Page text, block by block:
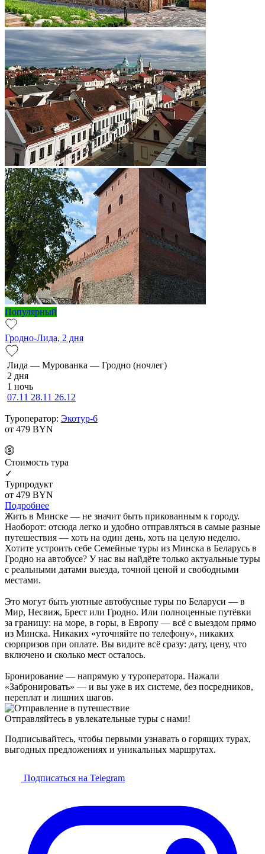
Популярный
Гродно-Лида, 2 дня
Ли­да — Мурованка — Грод­но (ночлег)
2 дня
1 ночь
07.11 28.11 26.12
Туроператор: Экотур-6
от 479 BYN
Cтоимость тура
✓
Турпродукт
от 479 BYN
Подробнее
Жить в Минске — не значит быть прикованным к городу.
Наоборот: отсюда легко и удобно отправляться в самые разные
путешествия — хоть на один день, хоть на целую неделю.
Хотите устроить себе Семейные туры из Минска в Беларусь в
Гродно на автобусе? У нас вы найдёте только актуальные туры
с реальными датами выезда, точной ценой и свободными
местами.
Это могут быть уютные автобусные туры по Беларуси — в
Мир, Несвиж, Брест или Гродно. Или полноценные путёвки
за границу: на море, в горы, в Европу — всё с выездом прямо
из Минска. Никаких «уточняйте по телефону», никаких
сюрпризов при оплате. Вы видите всё сразу: дату, цену, что
включено и сколько мест осталось.
Бронирование — напрямую у туроператора. Нажали
«Забронировать» — и вы уже в их системе, без посредников,
переплат и лишних шагов.
Отправляйтесь в увлекательные туры с нами!
Подписывайтесь, чтобы первыми узнавать о горящих турах,
выгодных предложениях и уникальных маршрутах.
Подписаться на Telegram